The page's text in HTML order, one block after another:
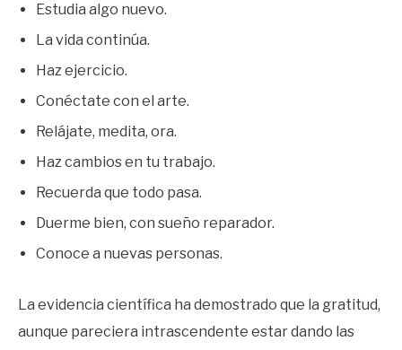
Estudia algo nuevo.
La vida continúa.
Haz ejercicio.
Conéctate con el arte.
Relájate, medita, ora.
Haz cambios en tu trabajo.
Recuerda que todo pasa.
Duerme bien, con sueño reparador.
Conoce a nuevas personas.
La evidencia científica ha demostrado que la gratitud,
aunque pareciera intrascendente estar dando las